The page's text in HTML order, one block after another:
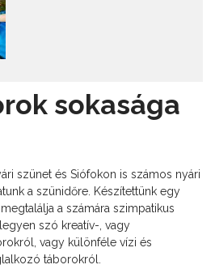
sokasága
szünet és Siófokon is számos nyári
a szünidőre. Készítettünk egy
a számára szimpatikus
szó kreatív-, vagy
vagy különféle vízi és
táborokról.